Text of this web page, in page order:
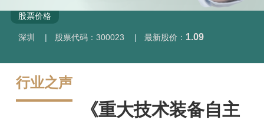
股票价格
深圳 | 股票代码：300023 | 最新股价： 1.09
行业之声
《重大技术装备自主